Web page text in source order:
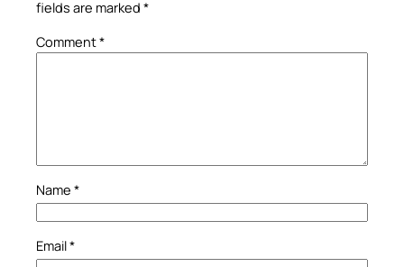
fields are marked *
Comment*
Name *
Email*